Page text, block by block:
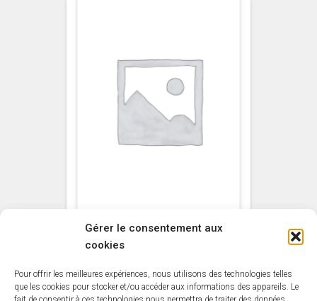
Gérer le consentement aux
cookies
Pour offrir les meilleures expériences, nous utilisons des technologies telles
que les cookies pour stocker et/ou accéder aux informations des appareils. Le
Vernis Total Resist’
sans odeur MAULER